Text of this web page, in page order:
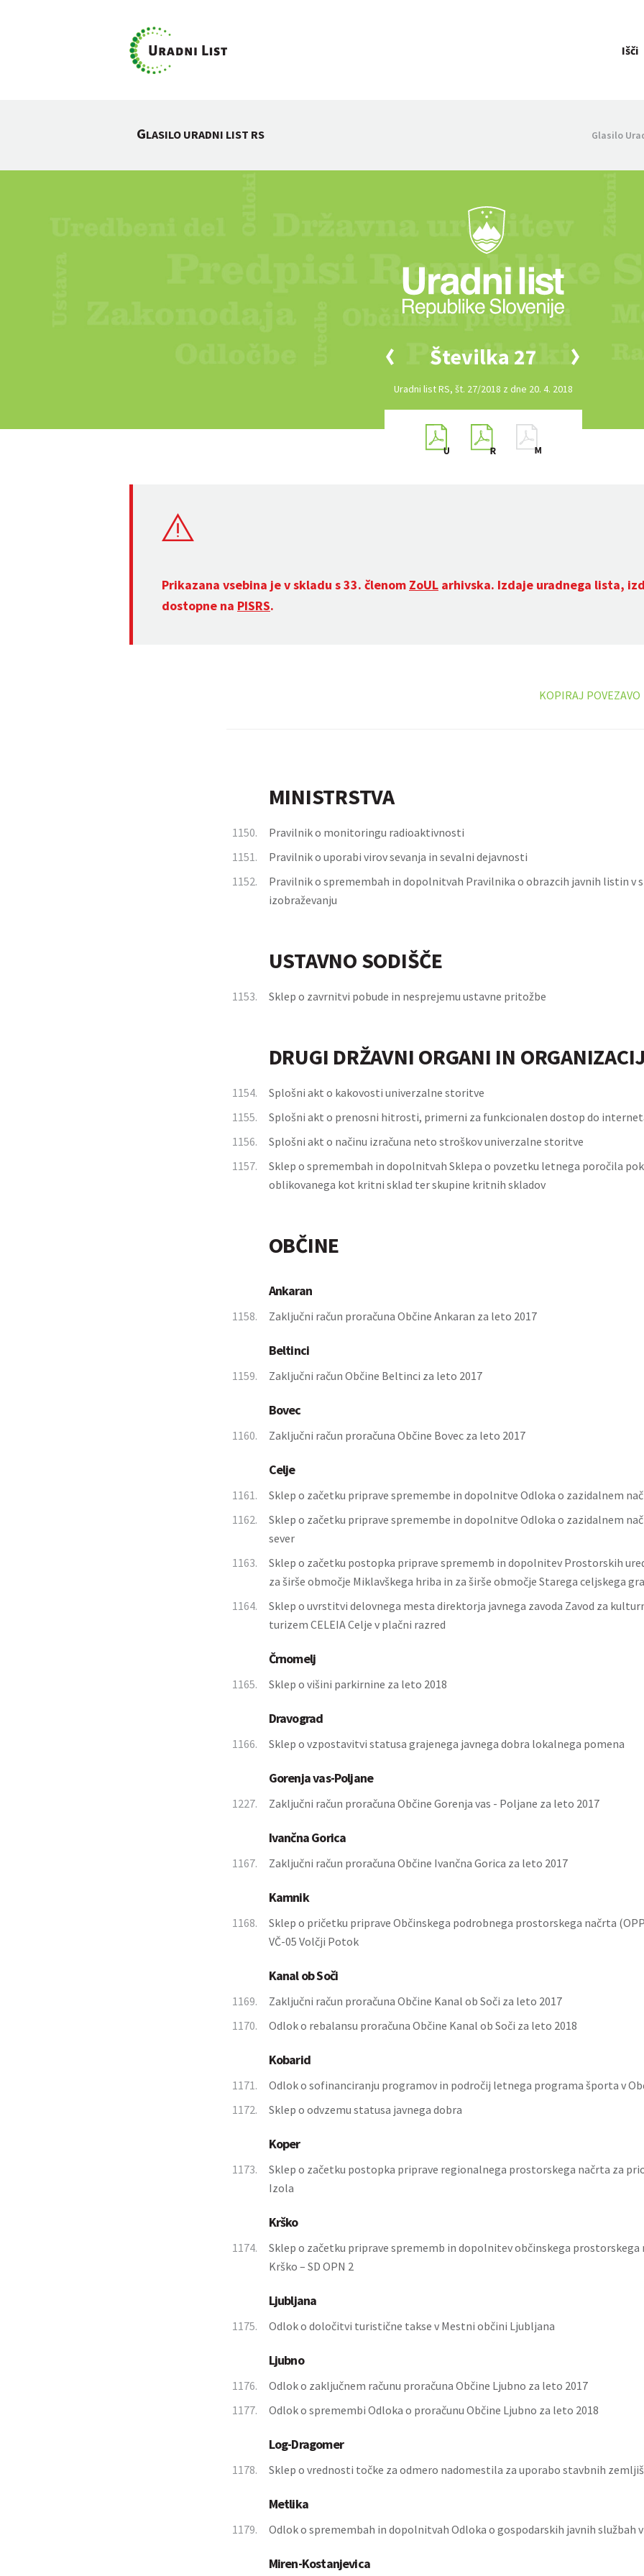
Išči
GLASILO URADNI LIST RS Glasilo
Številka 27
Uradni list RS, št. 27/2018 z dne 20. 4. 2018
Prikazana vsebina je v skladu s 33. členom ZoUL arhivska. Izdaje uradnega lista,
dostopne na PISRS.
KOPIRAJ POVEZAVO
MINISTRSTVA
1150.
Pravilnik o monitoringu radioaktivnosti
1151.
Pravilnik o uporabi virov sevanja in sevalni dejavnosti
1152.
Pravilnik o spremembah in dopolnitvah Pravilnika o obrazcih javnih listin v
izobraževanju
USTAVNO SODIŠČE
1153. Sklep o zavrnitvi pobude in nesprejemu ustavne pritožbe
DRUGI DRŽAVNI ORGANI IN
1154.
Splošni akt o kakovosti univerzalne storitve
1155.
Splošni akt o prenosni hitrosti, primerni za funkcionalen dostop do
1156.
Splošni akt o načinu izračuna neto stroškov univerzalne storitve
1157.
Sklep o spremembah in dopolnitvah Sklepa o povzetku letnega poročila
oblikovanega kot kritni sklad ter skupine kritnih skladov
OBČINE
Ankaran
1158. Zaključni račun proračuna Občine Ankaran za leto 2017
Beltinci
1159. Zaključni račun Občine Beltinci za leto 2017
Bovec
1160. Zaključni račun proračuna Občine Bovec za leto 2017
Celje
1161.
Sklep o začetku priprave spremembe in dopolnitve Odloka o zazidalnem
1162.
Sklep o začetku priprave spremembe in dopolnitve Odloka o zazidalnem
sever
1163.
Sklep o začetku postopka priprave sprememb in dopolnitev Prostorskih
za širše območje Miklavškega hriba in za širše območje Starega celjskega
1164.
Sklep o uvrstitvi delovnega mesta direktorja javnega zavoda Zavod za
turizem CELEIA Celje v plačni razred
Črnomelj
1165. Sklep o višini parkirnine za leto 2018
Dravograd
1166. Sklep o vzpostavitvi statusa grajenega javnega dobra lokalnega pomena
Gorenja vas-Poljane
1227. Zaključni račun proračuna Občine Gorenja vas - Poljane za leto 2017
Ivančna Gorica
1167. Zaključni račun proračuna Občine Ivančna Gorica za leto 2017
Kamnik
1168.
Sklep o pričetku priprave Občinskega podrobnega prostorskega načrta
VČ-05 Volčji Potok
Kanal ob Soči
1169.
Zaključni račun proračuna Občine Kanal ob Soči za leto 2017
1170.
Odlok o rebalansu proračuna Občine Kanal ob Soči za leto 2018
Kobarid
1171.
Odlok o sofinanciranju programov in področij letnega programa športa v
1172.
Sklep o odvzemu statusa javnega dobra
Koper
1173.
Sklep o začetku postopka priprave regionalnega prostorskega načrta za
Izola
Krško
1174.
Sklep o začetku priprave sprememb in dopolnitev občinskega prostorskega
Krško – SD OPN 2
Ljubljana
1175. Odlok o določitvi turistične takse v Mestni občini Ljubljana
Ljubno
1176.
Odlok o zaključnem računu proračuna Občine Ljubno za leto 2017
1177.
Odlok o spremembi Odloka o proračunu Občine Ljubno za leto 2018
Log-Dragomer
1178. Sklep o vrednosti točke za odmero nadomestila za uporabo stavbnih
Metlika
1179. Odlok o spremembah in dopolnitvah Odloka o gospodarskih javnih službah
Miren-Kostanjevica